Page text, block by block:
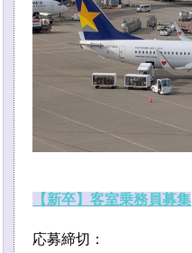
【新卒】客室乗務員募集
応募締切：